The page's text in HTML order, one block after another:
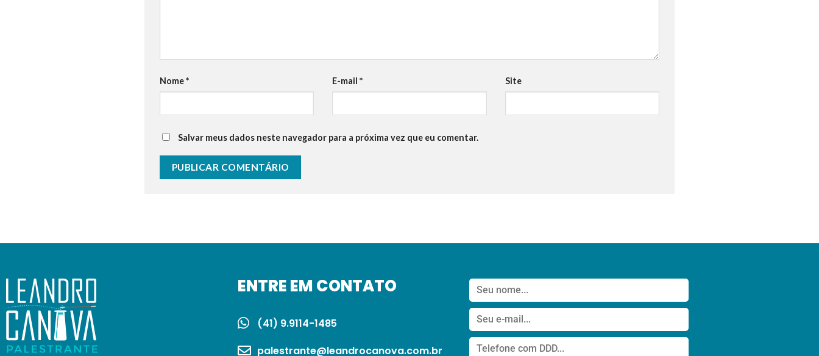
Nome* E-mail* Site
Salvar meus dados neste navegador para a próxima vez que eu comentar.
ENTRE EM CONTATO
(41) 9.9114-1485
palestrante@leandrocanova.com.br